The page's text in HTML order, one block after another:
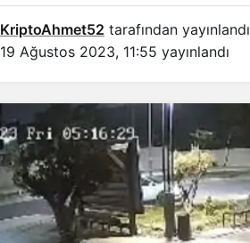
KriptoAhmet52 tarafından yayınlandı
19 Ağustos 2023, 11:55 yayınlandı